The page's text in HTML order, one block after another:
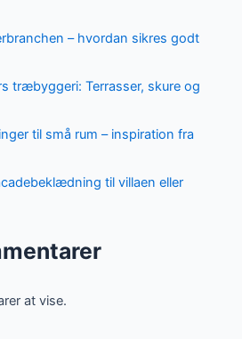
– hvordan sikres godt
træbyggeri: Terrasser, skure og
til små rum – inspiration fra
til villaen eller
at vise.